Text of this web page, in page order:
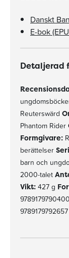
Danskt
E-bok
Detaljerad
Reuterswärd
Phantom Rider
Formgivare:
berättelser
barn och
2000-talet
Vikt: 427 g